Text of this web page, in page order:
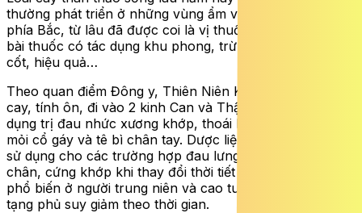
thường phát triển ở những vùng ẩm ven suối, rừng núi
phía Bắc, từ lâu đã được coi là vị thuốc quý trong các
bài thuốc có tác dụng khu phong, trừ thấp mạnh gân
cốt, hiệu quả…
Theo quan điểm Đông y, Thiên Niên Kiện có vị đắng
cay, tính ôn, đi vào 2 kinh Can và Thận, nổi bật với tác
dụng trị đau nhức xương khớp, thoái hoá cột sống, đau
mỏi cổ gáy và tê bì chân tay. Dược liệu này thường được
sử dụng cho các trường hợp đau lưng, mỏi gối, tê bì tay
chân, cứng khớp khi thay đổi thời tiết – những biểu hiện
phổ biến ở người trung niên và cao tuổi khi chức năng
tạng phủ suy giảm theo thời gian.